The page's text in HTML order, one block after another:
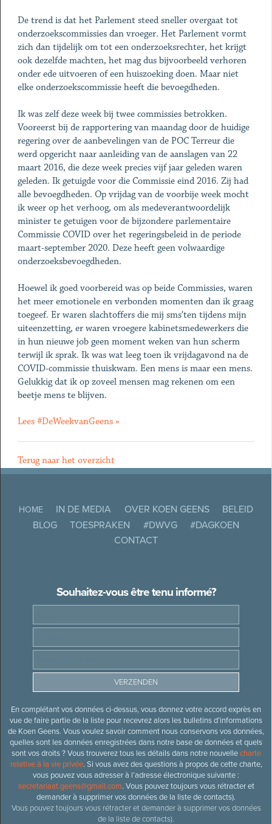
De trend is dat het Parlement steed sneller overgaat tot
onderzoekscommissies dan vroeger. Het Parlement vormt
zich dan tijdelijk om tot een onderzoeksrechter, het krijgt
ook dezelfde machten, het mag dus bijvoorbeeld verhoren
onder ede uitvoeren of een huiszoeking doen. Maar niet
elke onderzoekscommissie heeft die bevoegdheden.
Ik was zelf deze week bij twee commissies betrokken.
Vooreerst bij de rapportering van maandag door de huidige
regering over de aanbevelingen van de POC Terreur die
werd opgericht naar aanleiding van de aanslagen van 22
maart 2016, die deze week precies vijf jaar geleden waren
geleden. Ik getuigde voor die Commissie eind 2016. Zij had
alle bevoegdheden. Op vrijdag van de voorbije week mocht
ik weer op het verhoog, om als medeverantwoordelijk
minister te getuigen voor de bijzondere parlementaire
Commissie COVID over het regeringsbeleid in de periode
maart-september 2020. Deze heeft geen volwaardige
onderzoeksbevoegdheden.
Hoewel ik goed voorbereid was op beide Commissies, waren
het meer emotionele en verbonden momenten dan ik graag
toegeef. Er waren slachtoffers die mij sms’ten tijdens mijn
uiteenzetting, er waren vroegere kabinetsmedewerkers die
in hun nieuwe job geen moment weken van hun scherm
terwijl ik sprak. Ik was wat leeg toen ik vrijdagavond na de
COVID-commissie thuiskwam. Een mens is maar een mens.
Gelukkig dat ik op zoveel mensen mag rekenen om een
beetje mens te blijven.
Lees #DeWeekvanGeens »
Terug naar het overzicht
HOME IN DE MEDIA OVER KOEN GEENS
BELEID
BLOG
TOESPRAKEN #DWVG
#DAGKOEN
CONTACT
Souhaitez-vous être tenu informé?
En complétant vos données ci-dessus, vous donnez votre accord exprès en
vue de faire partie de la liste pour recevrez alors les bulletins d’informations
de Koen Geens. Vous voulez savoir comment nous conservons vos données,
quelles sont les données enregistrées dans notre base de données et quels
sont vos droits ? Vous trouverez tous les détails dans notre nouvellecharte
relative à la vie privée. Si vous avez des questions à propos de cette charte,
vous pouvez vous adresser à l’adresse électronique suivante :
secretariaat.geens@gmail.com. Vous pouvez toujours vous rétracter et
demander à supprimer vos données de la liste de contacts).
Vous pouvez toujours vous rétracter et demander à supprimer vos données
de la liste de contacts).